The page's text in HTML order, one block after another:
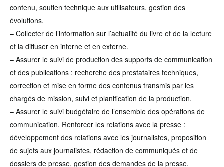
contenu, soutien technique aux utilisateurs, gestion des
évolutions.
– Collecter de l’information sur l’actualité du livre et de la lecture
et la diffuser en interne et en externe.
– Assurer le suivi de production des supports de communication
et des publications : recherche des prestataires techniques,
correction et mise en forme des contenus transmis par les
chargés de mission, suivi et planification de la production.
– Assurer le suivi budgétaire de l’ensemble des opérations de
communication. Renforcer les relations avec la presse :
développement des relations avec les journalistes, proposition
de sujets aux journalistes, rédaction de communiqués et de
dossiers de presse, gestion des demandes de la presse.